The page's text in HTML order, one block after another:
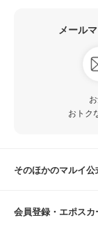
メール
おトク
そのほかのマルイ公
会員登録・エポスカ